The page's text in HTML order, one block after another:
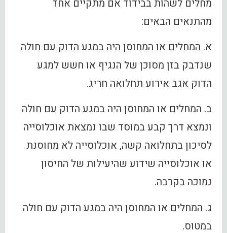
מחלים לשהות בבידוד אם מתקיים אחד
מהתנאים הבאים:
א. המחלים או המחוסן היה במגע הדוק עם חולה
שנדבק בזן מסוכן של הנגיף או חשש למגע
הדוק אגב אירוע תחלואה חריג.
ב. המחלים או המחוסן היה במגע הדוק עם חולה
ונמצא דרך קבע במוסד שבו נמצאת אוכלוסייה
לסיכון בתחלואה קשה, אוכלוסייה לא מחוסנת
או אוכלוסייה שידוע שהיעילות של החיסון
נמוכה בקרבה.
ג. המחלים או המחוסן היה במגע הדוק עם חולה
במטוס.